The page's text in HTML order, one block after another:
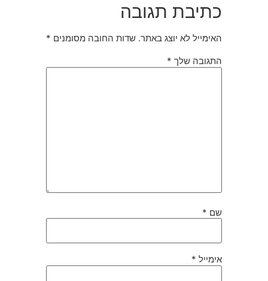
כתיבת תגובה
האימייל לא יוצג באתר. שדות החובה מסומנים*
התגובה שלך*
*
אימייל*